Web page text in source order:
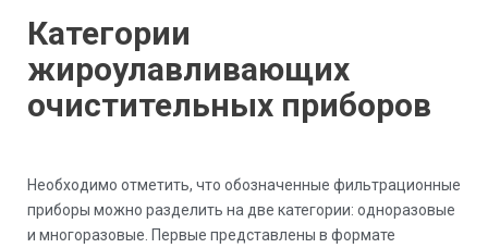
Категории
жироулавливающих
очистительных приборов
Необходимо отметить, что обозначенные фильтрационные
приборы можно разделить на две категории: одноразовые
и многоразовые. Первые представлены в формате